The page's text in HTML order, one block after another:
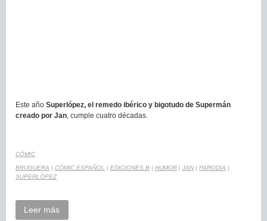
Este año Superlópez, el remedo ibérico y bigotudo de Supermán
creado por Jan, cumple cuatro décadas.
CÓMIC
BRUGUERA | CÓMIC ESPAÑOL | EDICIONES B | HUMOR | JAN | PARODIA |
SUPERLÓPEZ
Leer más